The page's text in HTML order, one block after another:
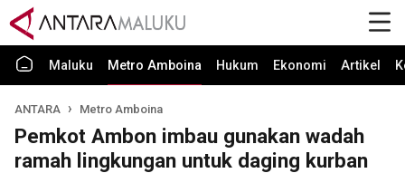
Maluku Metro Amboina Hukum Ekonomi Artikel
ANTARA Metro Amboina
Pemkot Ambon imbau gunakan wadah
ramah lingkungan untuk daging kurban